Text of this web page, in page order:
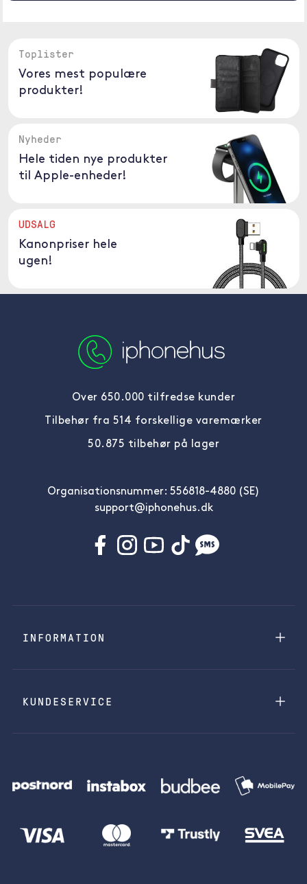
Toplister
Vores mest populære
produkter!
Nyheder
Hele tiden nye produkter
til Apple-enheder!
UDSALG
Kanonpriser hele
ugen!
Over 650.000 tilfredse kunder
Tilbehør fra 514 forskellige varemærker
50.875 tilbehør på lager
Organisationsnummer: 556818-4880 (SE)
support@iphonehus.dk
INFORMATION
KUNDESERVICE